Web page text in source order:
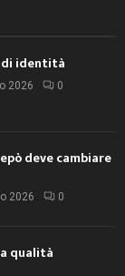
di identità
2026 0
deve cambiare
2026 0
qualità